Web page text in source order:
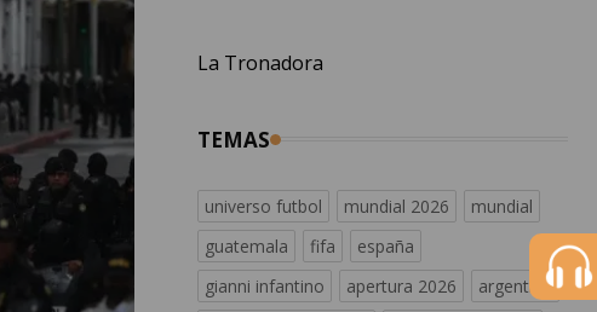
La Tronadora
TEMAS
universo futbol mundial 2026
mundial
guatemala
fifa
españa
gianni infantino
apertura 2026
argentina